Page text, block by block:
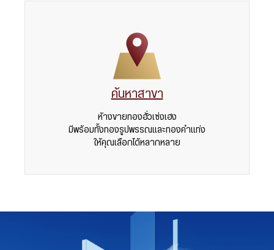
ค้นหาสาขา
ห้างขายทองฮั่วเซ่งเฮง
มีพร้อมทั้งทองรูปพรรณและทองคำแท่ง
ให้คุณเลือกได้หลากหลาย